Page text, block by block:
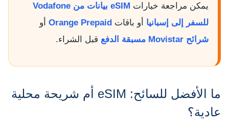
يمكن مراجعة خيارات
eSIM بيانات من Vodafone
للسفر إلى إسبانيا أو باقات Orange Prepaid أو
شرائح Movistar مسبقة الدفع
قبل الشراء.
ما الأفضل للسائح: eSIM أم شريحة محلية
عادية؟